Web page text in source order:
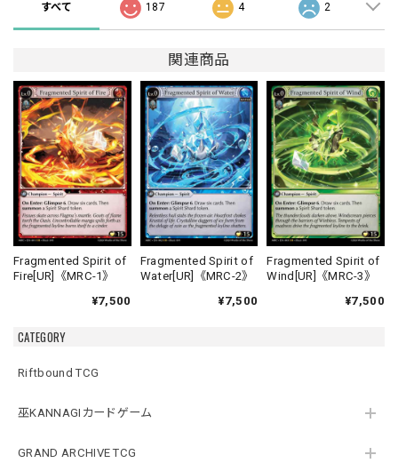
CATEGORY
Riftbound TCG
巫KANNAGIカードゲーム
GRAND ARCHIVE TCG
すべて 187 4 2
関連商品
Fragmented Spirit of
Fire[UR]《MRC-1》
¥7,500
Fragmented Spirit of
Water[UR]《MRC-2》
¥7,500
Fragmented Spirit of
Wind[UR]《MRC-3》
¥7,500